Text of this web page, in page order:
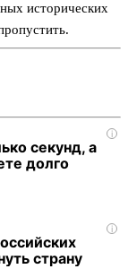
исторических
i
секунд, а
долго
i
страну